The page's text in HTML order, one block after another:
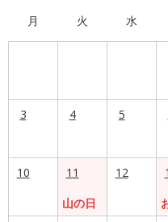
月 火 水
3 4 5
10
11
山の日
12